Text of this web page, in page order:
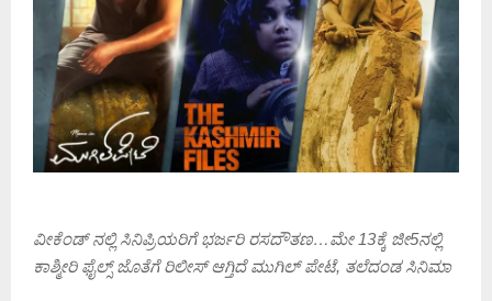
ವೀಕೆಂಡ್ ನಲ್ಲಿ ಸಿನಿಪ್ರಿಯರಿಗೆ ಭರ್ಜರಿ ರಸದೌತಣ…ಮೇ 13ಕ್ಕೆ ಜೀ5ನಲ್ಲಿ
ಕಾಶ್ಮೀರಿ ಫೈಲ್ಸ್ ಜೊತೆಗೆ ರಿಲೀಸ್ ಆಗ್ತಿದೆ ಮುಗಿಲ್ ಪೇಟೆ, ತಲೆದಂಡ ಸಿನಿಮಾ